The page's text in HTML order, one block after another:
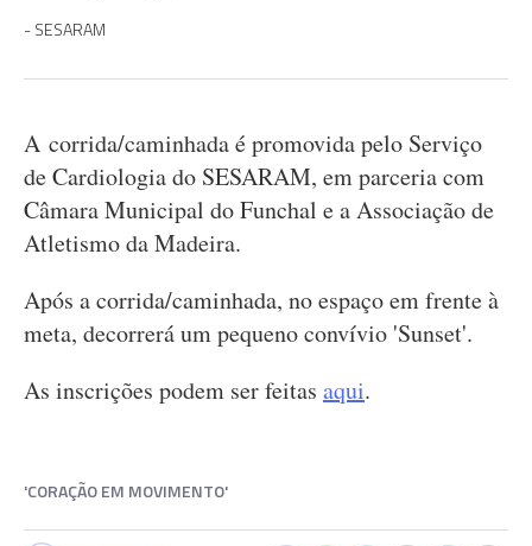
SESARAM
A corrida/caminhada é promovida pelo Serviço
de Cardiologia do SESARAM, em parceria com
Câmara Municipal do Funchal e a Associação de
Atletismo da Madeira.
Após a corrida/caminhada, no espaço em frente à
meta, decorrerá um pequeno convívio 'Sunset'.
As inscrições podem ser feitas aqui.
'CORAÇÃO EM MOVIMENTO'